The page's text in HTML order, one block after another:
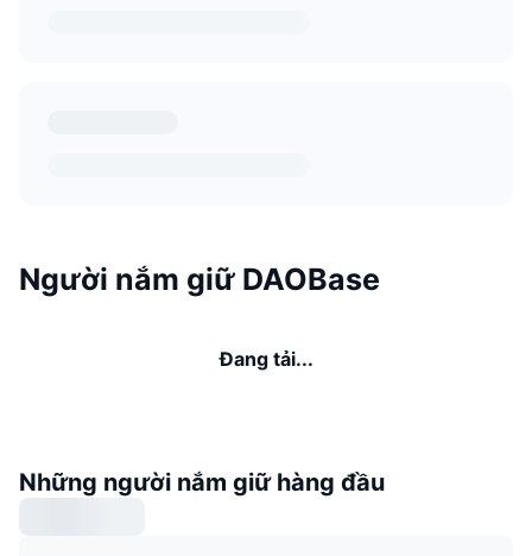
Người nắm giữ DAOBase
Đang tải...
Những người nắm giữ hàng đầu